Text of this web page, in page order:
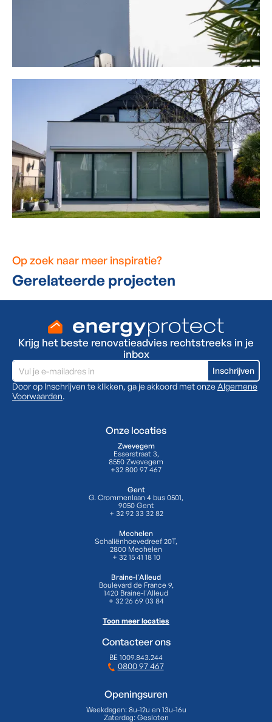
Op zoek naar meer inspiratie?
Gerelateerde projecten
Krijg het beste renovatieadvies rechtstreeks in je
inbox
Door op Inschrijven te klikken, ga je akkoord met onzeAlgemene
Voorwaarden.
Onze locaties
Zwevegem
Esserstraat 3,
8550 Zwevegem
+32 800 97 467
Gent
G. Crommenlaan 4 bus 0501,
9050 Gent
+ 32 92 33 32 82
Mechelen
Schaliënhoevedreef 20T,
2800 Mechelen
+ 32 15 41 18 10
Braine-l'Alleud
Boulevard de France 9,
1420 Braine-l'Alleud
+ 32 26 69 03 84
Toon meer locaties
Contacteer ons
BE 1009.843.244
0800 97 467
Openingsuren
Weekdagen: 8u-12u en 13u-16u
Zaterdag: Gesloten